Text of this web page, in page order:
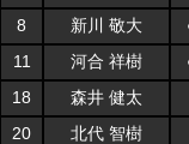
8
新川 敬大
11
河合 祥樹
18
森井 健太
20
北代 智樹